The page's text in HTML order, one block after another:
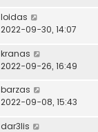
loidas
2022-09-30, 14:07
kranas
2022-09-26, 16:49
barzas
2022-09-08, 15:43
dar3lis